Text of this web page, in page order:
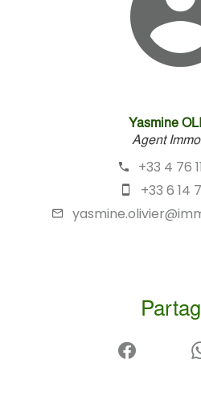
Yasmine
Agent
+33 4 76
+33 6 14